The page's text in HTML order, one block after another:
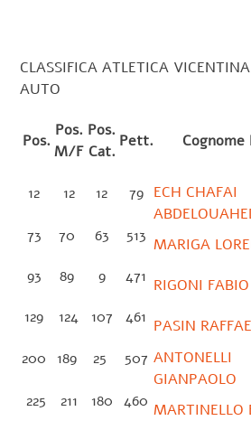
CLASSIFICA ATLETICA
AUTO
Pos.
Pos.
M/F
Pos.
Cat.
Pett. Cognome
12 12 12 79 ECH CHAFAI
73 70 63 513 MARIGA
93 89 9 471 RIGONI FABIO
129 124 107 461 PASIN
200 189 25 507 ANTONELLI
GIANPAOLO
225 211 180 460 MARTINELLO